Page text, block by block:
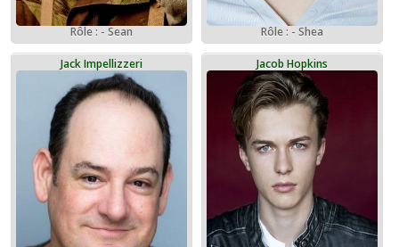
Rôle : - Sean Rôle : - Shea
Jack Impellizzeri Jacob Hopkins